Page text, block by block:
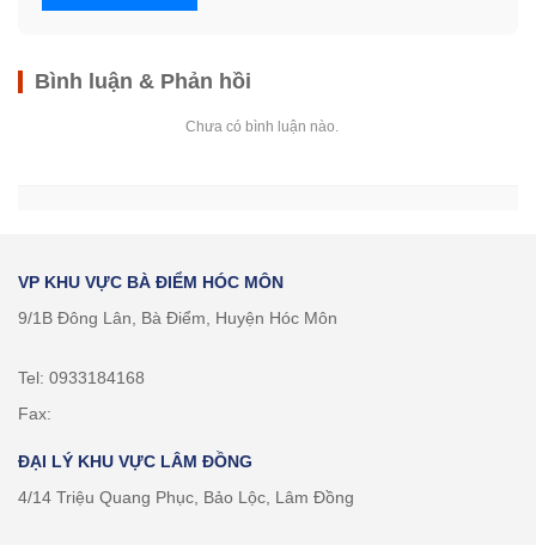
Bình luận & Phản hồi
Chưa có bình luận nào.
VP KHU VỰC BÀ ĐIỂM HÓC MÔN
9/1B Đông Lân, Bà Điểm, Huyện Hóc Môn
Tel: 0933184168
Fax:
ĐẠI LÝ KHU VỰC LÂM ĐỒNG
4/14 Triệu Quang Phục, Bảo Lộc, Lâm Đồng